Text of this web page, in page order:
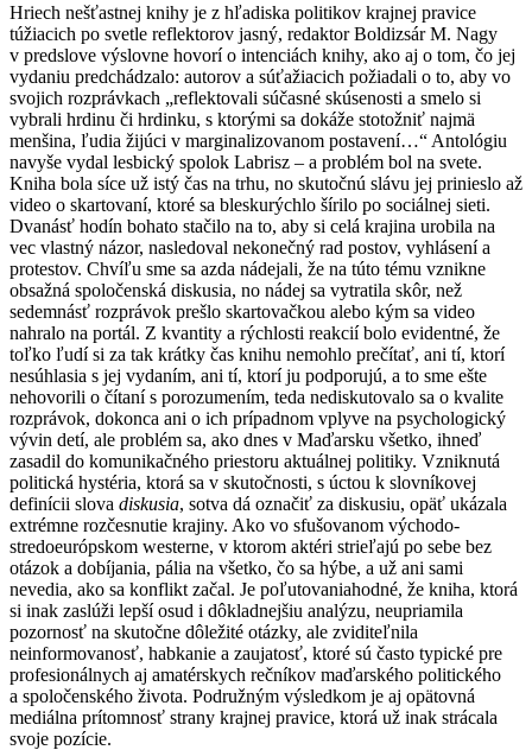
Hriech nešťastnej knihy je z hľadiska politikov krajnej pravice
túžiacich po svetle reflektorov jasný, redaktor Boldizsár M. Nagy
v predslove výslovne hovorí o intenciách knihy, ako aj o tom, čo jej
vydaniu predchádzalo: autorov a súťažiacich požiadali o to, aby vo
svojich rozprávkach „reflektovali súčasné skúsenosti a smelo si
vybrali hrdinu či hrdinku, s ktorými sa dokáže stotožniť najmä
menšina, ľudia žijúci v marginalizovanom postavení…“ Antológiu
navyše vydal lesbický spolok Labrisz – a problém bol na svete.
Kniha bola síce už istý čas na trhu, no skutočnú slávu jej prinieslo až
video o skartovaní, ktoré sa bleskurýchlo šírilo po sociálnej sieti.
Dvanásť hodín bohato stačilo na to, aby si celá krajina urobila na
vec vlastný názor, nasledoval nekonečný rad postov, vyhlásení a
protestov. Chvíľu sme sa azda nádejali, že na túto tému vznikne
obsažná spoločenská diskusia, no nádej sa vytratila skôr, než
sedemnásť rozprávok prešlo skartovačkou alebo kým sa video
nahralo na portál. Z kvantity a rýchlosti reakcií bolo evidentné, že
toľko ľudí si za tak krátky čas knihu nemohlo prečítať, ani tí, ktorí
nesúhlasia s jej vydaním, ani tí, ktorí ju podporujú, a to sme ešte
nehovorili o čítaní s porozumením, teda nediskutovalo sa o kvalite
rozprávok, dokonca ani o ich prípadnom vplyve na psychologický
vývin detí, ale problém sa, ako dnes v Maďarsku všetko, ihneď
zasadil do komunikačného priestoru aktuálnej politiky. Vzniknutá
politická hystéria, ktorá sa v skutočnosti, s úctou k slovníkovej
definícii slova diskusia, sotva dá označiť za diskusiu, opäť ukázala
extrémne rozčesnutie krajiny. Ako vo sfušovanom východo-
stredoeurópskom westerne, v ktorom aktéri strieľajú po sebe bez
otázok a dobíjania, pália na všetko, čo sa hýbe, a už ani sami
nevedia, ako sa konflikt začal. Je poľutovaniahodné, že kniha, ktorá
si inak zaslúži lepší osud i dôkladnejšiu analýzu, neupriamila
pozornosť na skutočne dôležité otázky, ale zviditeľnila
neinformovanosť, habkanie a zaujatosť, ktoré sú často typické pre
profesionálnych aj amatérskych rečníkov maďarského politického
a spoločenského života. Podružným výsledkom je aj opätovná
mediálna prítomnosť strany krajnej pravice, ktorá už inak strácala
svoje pozície.